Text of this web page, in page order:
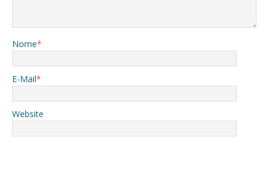
Nome*
E-Mail*
Website